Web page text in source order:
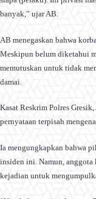
banyak,” ujar AB.
AB menegaskan bahwa
Meskipun belum diketahui
memutuskan untuk tidak
damai.
Kasat Reskrim Polres
pernyataan terpisah
Ia mengungkapkan bahwa
insiden ini. Namun,
kejadian untuk